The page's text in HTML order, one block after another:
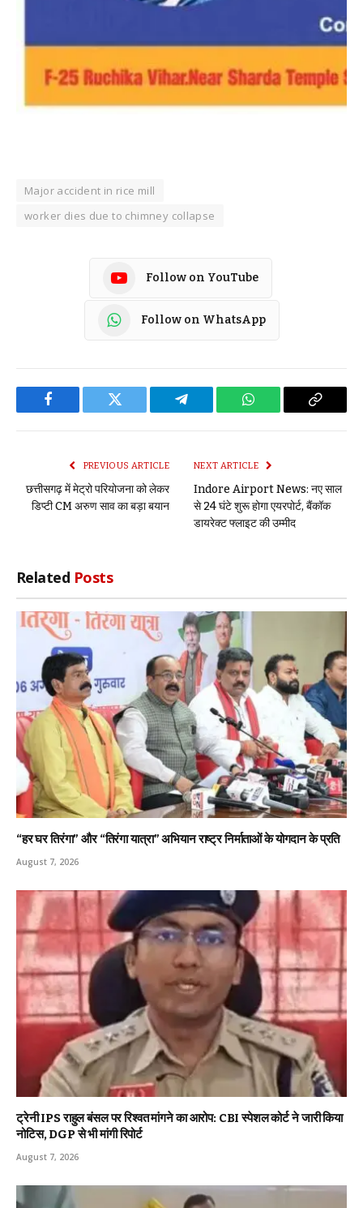
Major accident in rice mill
worker dies due to chimney collapse
Follow on YouTube
Follow on WhatsApp
Facebook Twitter Telegram WhatsApp Copy
PREVIOUS ARTICLE
छत्तीसगढ़ में मेट्रो परियोजना को लेकर
डिप्टी CM अरुण साव का बड़ा बयान
NEXT ARTICLE
Indore Airport News: नए साल
से 24 घंटे शुरू होगा एयरपोर्ट, बैंकॉक
डायरेक्ट फ्लाइट की उम्मीद
Related Posts
“हर घर तिरंगा” और “तिरंगा यात्रा” अभियान राष्ट्र निर्माताओं के योगदान के प्रति
August 7, 2026
ट्रेनी IPS राहुल बंसल पर रिश्वत मांगने का आरोप: CBI स्पेशल कोर्ट ने जारी किया
नोटिस, DGP से भी मांगी रिपोर्ट
August 7, 2026